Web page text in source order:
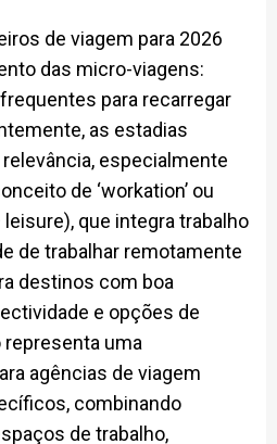
de viagem para 2026
das micro-viagens:
para recarregar
as estadias
especialmente
de ‘workation’ ou
leisure), que integra trabalho
de trabalhar remotamente
destinos com boa
e opções de
representa uma
agências de viagem
combinando
de trabalho,